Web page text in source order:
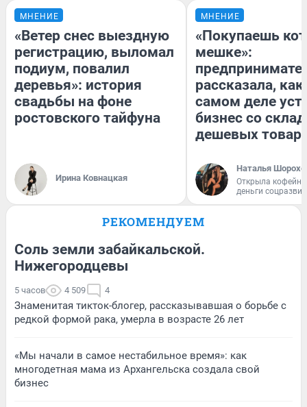
МНЕНИЕ
«Ветер снес выездную
регистрацию, выломал
подиум, повалил
деревья»: история
свадьбы на фоне
ростовского тайфуна
Ирина Ковнацкая
МНЕНИЕ
«Покупаешь
мешке»:
рассказала, как
самом деле
бизнес со
дешевых
Наталья
Открыла
деньги
РЕКОМЕНДУЕМ
Соль земли забайкальской.
Нижегородцевы
5 часов 4 509 4
Знаменитая тикток-блогер, рассказывавшая о борьбе с
редкой формой рака, умерла в возрасте 26 лет
«Мы начали в самое нестабильное время»: как
многодетная мама из Архангельска создала свой
бизнес